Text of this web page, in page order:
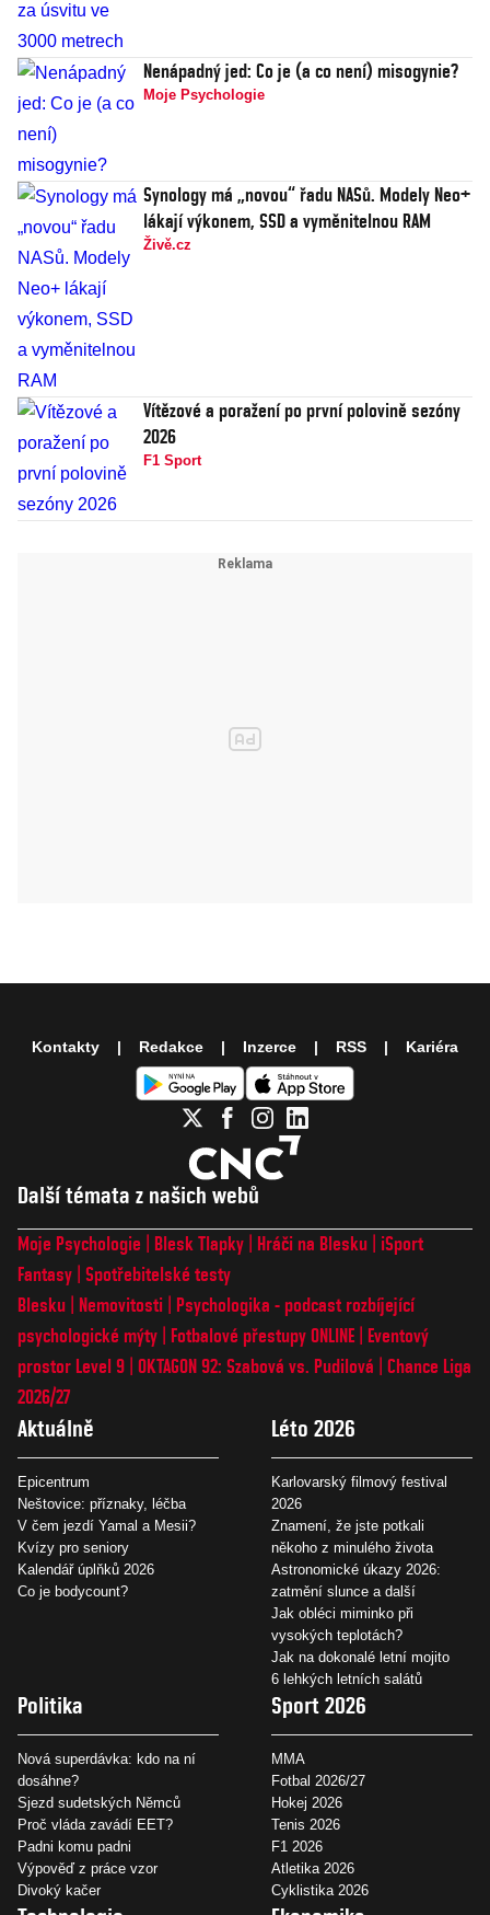
Nenápadný jed: Co je (a co není) misogynie?
Moje Psychologie
Synology má „novou“ řadu NASů. Modely Neo+
lákají výkonem, SSD a vyměnitelnou RAM
Živě.cz
Vítězové a poražení po první polovině sezóny
2026
F1 Sport
Další témata z našich webů
Moje Psychologie Blesk Tlapky Hráči na Blesku
iSport
Fantasy Spotřebitelské testy
Blesku
Nemovitosti
Psychologika - podcast rozbíjející
psychologické mýty
Fotbalové přestupy ONLINE
Eventový
prostor Level 9 OKTAGON 92: Szabová vs. Pudilová
Chance Liga
2026/27
Aktuálně
Epicentrum
Neštovice: příznaky, léčba
V čem jezdí Yamal a Mesii?
Kvízy pro seniory
Kalendář úplňků 2026
Co je bodycount?
Léto 2026
Karlovarský filmový festival
2026
Znamení, že jste potkali
někoho z minulého života
Astronomické úkazy 2026:
zatmění slunce a další
Jak obléci miminko při
vysokých teplotách?
Jak na dokonalé letní mojito
6 lehkých letních salátů
Politika
Nová superdávka: kdo na ní
dosáhne?
Sjezd sudetských Němců
Proč vláda zavádí EET?
Padni komu padni
Výpověď z práce vzor
Divoký kačer
Sport 2026
MMA
Fotbal 2026/27
Hokej 2026
Tenis 2026
F1 2026
Atletika 2026
Cyklistika 2026
Kontakty Redakce Inzerce RSS Kariéra